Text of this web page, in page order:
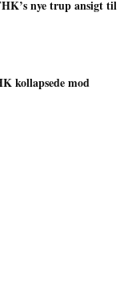
nye trup ansigt til
kollapsede mod